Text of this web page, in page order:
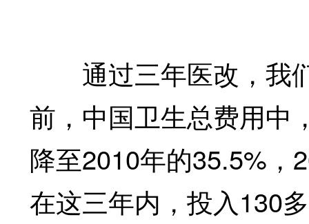
通过三年医改，我
前，中国卫生总费用中
降至2010年的35.5%，
在这三年内，投入130